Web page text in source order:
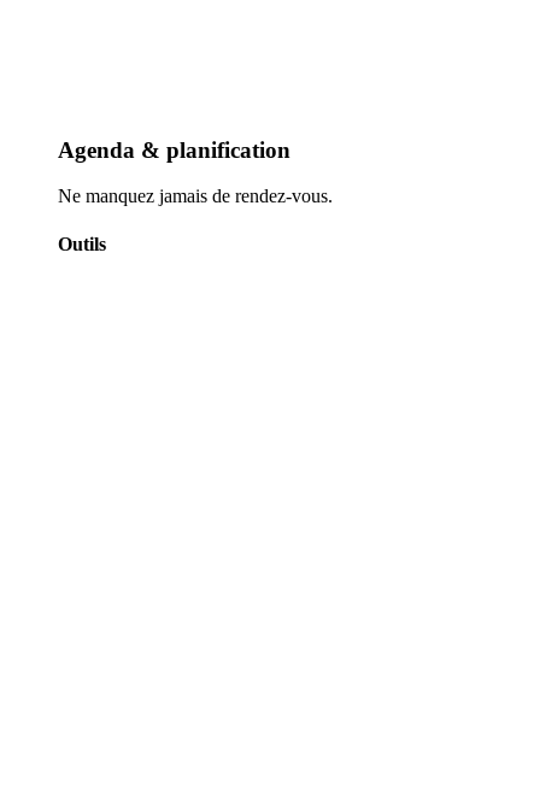
Agenda & planification
Ne manquez jamais de rendez-vous.
Outils